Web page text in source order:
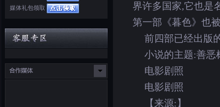
媒体礼包领取
界许多国家,它也是
第一部《暮色》也
前四部已经出版
小说的主题:善恶
电影剧照
电影剧照
【来源:】